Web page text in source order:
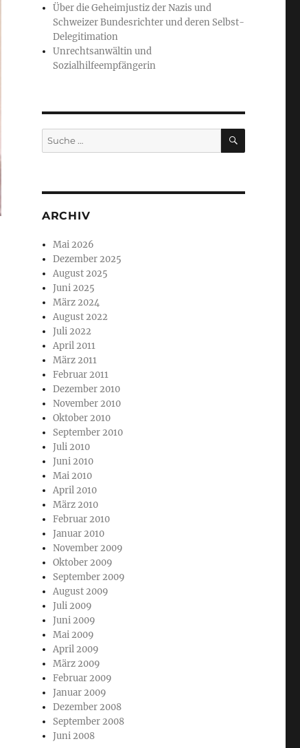
Über die Geheimjustiz der Nazis und
Schweizer Bundesrichter und deren Selbst-
Delegitimation
Unrechtsanwältin und
Sozialhilfeempfängerin
Suche
nach:
SUCHE
ARCHIV
Mai 2026
Dezember 2025
August 2025
Juni 2025
März 2024
August 2022
Juli 2022
April 2011
März 2011
Februar 2011
Dezember 2010
November 2010
Oktober 2010
September 2010
Juli 2010
Juni 2010
Mai 2010
April 2010
März 2010
Februar 2010
Januar 2010
November 2009
Oktober 2009
September 2009
August 2009
Juli 2009
Juni 2009
Mai 2009
April 2009
März 2009
Februar 2009
Januar 2009
Dezember 2008
September 2008
Juni 2008